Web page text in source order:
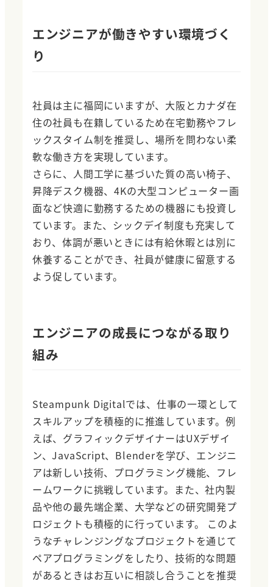
エンジニアが働きやすい環境づく
り
社員は主に福岡にいますが、大阪とカナダ在
住の社員も在籍しているため在宅勤務やフレ
ックスタイム制を推奨し、場所を問わない柔
軟な働き方を実現しています。
さらに、人間工学に基づいた質の高い椅子、
昇降デスク機器、4Kの大型コンピューター画
面など快適に勤務するための機器にも投資し
ています。また、シックデイ制度も充実して
おり、体調が悪いときには有給休暇とは別に
休養することができ、社員が健康に留意する
よう促しています。
エンジニアの成長につながる取り
組み
Steampunk Digitalでは、仕事の一環として
スキルアップを積極的に推進しています。例
えば、グラフィックデザイナーはUXデザイ
ン、JavaScript、Blenderを学び、エンジニ
アは新しい技術、プログラミング機能、フレ
ームワークに挑戦しています。また、社内製
品や他の最先端企業、大学などの研究開発プ
ロジェクトも積極的に行っています。 このよ
うなチャレンジングなプロジェクトを通じて
ペアプログラミングをしたり、技術的な問題
があるときはお互いに相談し合うことを推奨